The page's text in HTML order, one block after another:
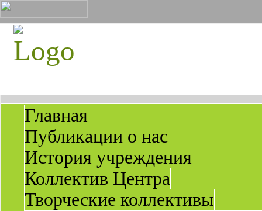
Главная
Публикации о нас
История учреждения
Коллектив Центра
Творческие коллективы